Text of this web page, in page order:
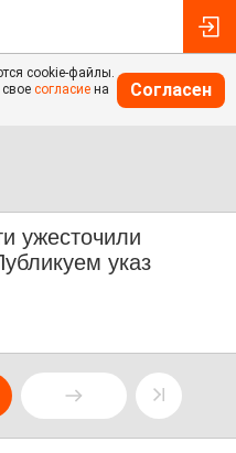
cookie-файлы.
согласие на
Согласен
ужесточили
указ